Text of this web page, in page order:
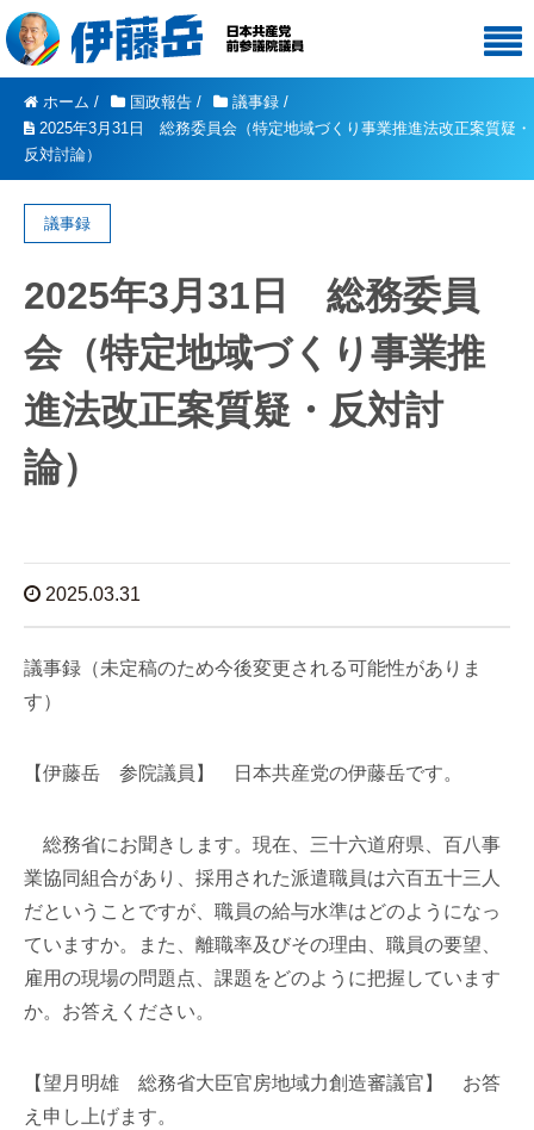
ホーム / 国政報告 / 議事録 /
2025年3月31日 総務委員会（特定地域づくり事業推進法改正案質疑・
反対討論）
議事録
2025年3月31日 総務委員
会（特定地域づくり事業推
進法改正案質疑・反対討
論）
2025.03.31
議事録（未定稿のため今後変更される可能性がありま
す）
【伊藤岳 参院議員】 日本共産党の伊藤岳です。
総務省にお聞きします。現在、三十六道府県、百八事
業協同組合があり、採用された派遣職員は六百五十三人
だということですが、職員の給与水準はどのようになっ
ていますか。また、離職率及びその理由、職員の要望、
雇用の現場の問題点、課題をどのように把握しています
か。お答えください。
【望月明雄 総務省大臣官房地域力創造審議官】 お答
え申し上げます。